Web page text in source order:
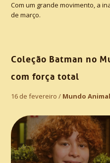
Com um grande movimento, a
de março.
Coleção Batman no
com força total
16 de fevereiro / Mundo Animal